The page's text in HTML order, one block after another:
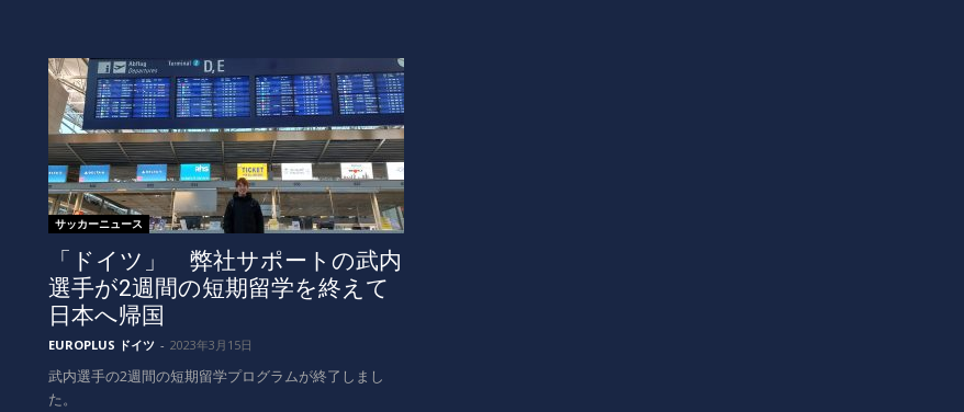
サッカーニュース
「ドイツ」 弊社サポートの武内
選手が2週間の短期留学を終えて
日本へ帰国
EUROPLUS ドイツ - 2023年3月15日
武内選手の2週間の短期留学プログラムが終了しまし
た。